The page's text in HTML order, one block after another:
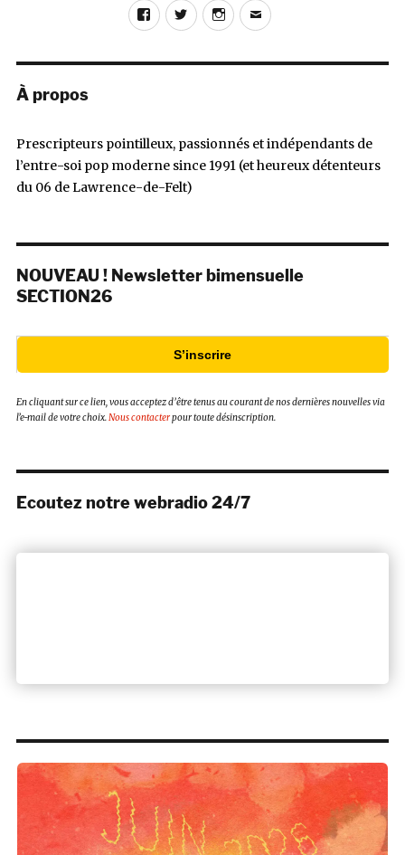
FacebookTwitterInstagram
E-
À propos
Prescripteurs pointilleux, passionnés et indépendants de
l’entre-soi pop moderne since 1991 (et heureux détenteurs
du 06 de Lawrence-de-Felt)
NOUVEAU ! Newsletter bimensuelle
SECTION26
S’inscrire
En cliquant sur ce lien, vous acceptez d’être tenus au courant de nos dernières nouvelles via
l’e-mail de votre choix.Nous contacterpour toute désinscription.
Ecoutez notre webradio 24/7